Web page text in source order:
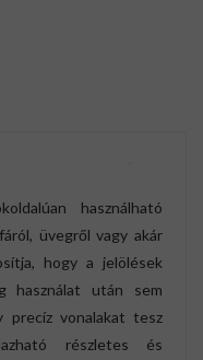
használható
üvegről vagy akár
hogy a jelölések
használat után sem
precíz vonalakat tesz
részletes és